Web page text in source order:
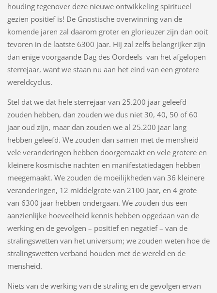
houding tegenover deze nieuwe ontwikkeling spiritueel
gezien positief is! De Gnostische overwinning van de
komende jaren zal daarom groter en glorieuzer zijn dan ooit
tevoren in de laatste 6300 jaar. Hij zal zelfs belangrijker zijn
dan enige voorgaande Dag des Oordeels van het afgelopen
sterrejaar, want we staan nu aan het eind van een grotere
wereldcyclus.
Stel dat we dat hele sterrejaar van 25.200 jaar geleefd
zouden hebben, dan zouden we dus niet 30, 40, 50 of 60
jaar oud zijn, maar dan zouden we al 25.200 jaar lang
hebben geleefd. We zouden dan samen met de mensheid
vele veranderingen hebben doorgemaakt en vele grotere en
kleinere kosmische nachten en manifestatiedagen hebben
meegemaakt. We zouden de moeilijkheden van 36 kleinere
veranderingen, 12 middelgrote van 2100 jaar, en 4 grote
van 6300 jaar hebben ondergaan. We zouden dus een
aanzienlijke hoeveelheid kennis hebben opgedaan van de
werking en de gevolgen – positief en negatief – van de
stralingswetten van het universum; we zouden weten hoe de
stralingswetten verband houden met de wereld en de
mensheid.
Niets van de werking van de straling en de gevolgen ervan